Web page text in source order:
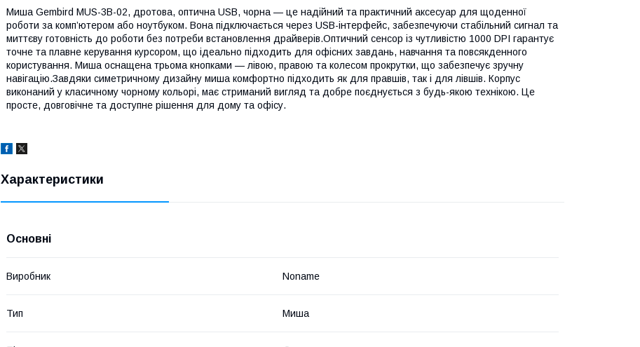
Миша Gembird MUS-3B-02, дротова, оптична USB, чорна — це надійний та практичний аксесуар для щоденної
роботи за комп’ютером або ноутбуком. Вона підключається через USB-інтерфейс, забезпечуючи стабільний сигнал та
миттєву готовність до роботи без потреби встановлення драйверів.Оптичний сенсор із чутливістю 1000 DPI гарантує
точне та плавне керування курсором, що ідеально підходить для офісних завдань, навчання та повсякденного
користування. Миша оснащена трьома кнопками — лівою, правою та колесом прокрутки, що забезпечує зручну
навігацію.Завдяки симетричному дизайну миша комфортно підходить як для правшів, так і для лівшів. Корпус
виконаний у класичному чорному кольорі, має стриманий вигляд та добре поєднується з будь-якою технікою. Це
просте, довговічне та доступне рішення для дому та офісу.
Характеристики
Основні
Виробник Noname
Тип Миша